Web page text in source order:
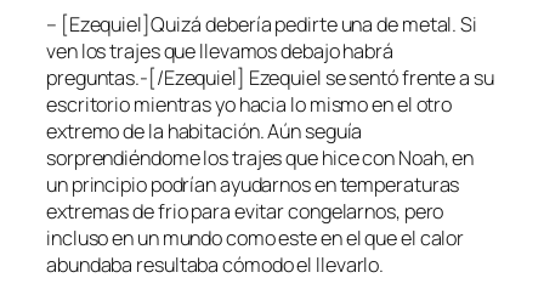
– [Ezequiel]Quizá debería pedirte una de metal. Si
ven los trajes que llevamos debajo habrá
preguntas.-[/Ezequiel] Ezequiel se sentó frente a su
escritorio mientras yo hacia lo mismo en el otro
extremo de la habitación. Aún seguía
sorprendiéndome los trajes que hice con Noah, en
un principio podrían ayudarnos en temperaturas
extremas de frio para evitar congelarnos, pero
incluso en un mundo como este en el que el calor
abundaba resultaba cómodo el llevarlo.